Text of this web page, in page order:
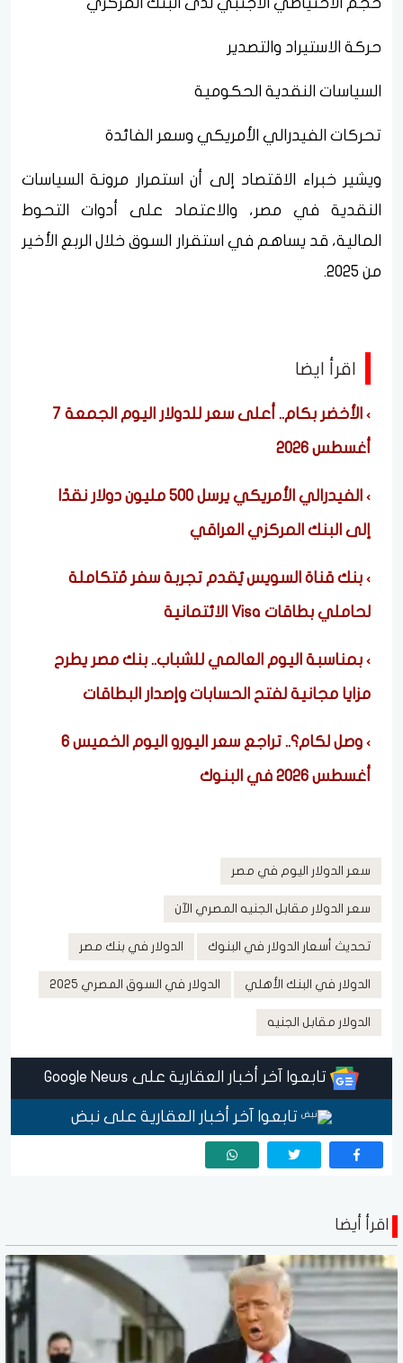
حركة الاستيراد والتصدير
السياسات النقدية الحكومية
تحركات الفيدرالي الأمريكي وسعر الفائدة
ويشير خبراء الاقتصاد إلى أن استمرار مرونة السياسات
النقدية في مصر، والاعتماد على أدوات التحوط
المالية، قد يساهم في استقرار السوق خلال الربع الأخير
من 2025.
اقرأ ايضا
الأخضر بكام.. أعلى سعر للدولار اليوم الجمعة 7
أغسطس 2026
الفيدرالي الأمريكي يرسل 500 مليون دولار نقدًا
إلى البنك المركزي العراقي
بنك قناة السويس يُقدم تجربة سفر مُتكاملة
لحاملي بطاقات Visa الائتمانية
بمناسبة اليوم العالمي للشباب.. بنك مصر يطرح
مزايا مجانية لفتح الحسابات وإصدار البطاقات
وصل لكام؟.. تراجع سعر اليورو اليوم الخميس 6
أغسطس 2026 في البنوك
سعر الدولار اليوم في مصر
سعر الدولار مقابل الجنيه المصري الآن
تحديث أسعار الدولار في البنوك الدولار في بنك مصر
الدولار في البنك الأهلي الدولار في السوق المصري 2025
الدولار مقابل الجنيه
تابعوا آخر أخبار العقارية على Google News
تابعوا آخر أخبار العقارية على نبض
اقرأ أيضا